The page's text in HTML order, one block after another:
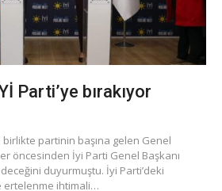
Parti’ye bırakıyor
birlikte partinin başına gelen Genel
öncesinden İyi Parti Genel Başkanı
duyurmuştu. İyi Parti’deki
ertelenme ihtimali…